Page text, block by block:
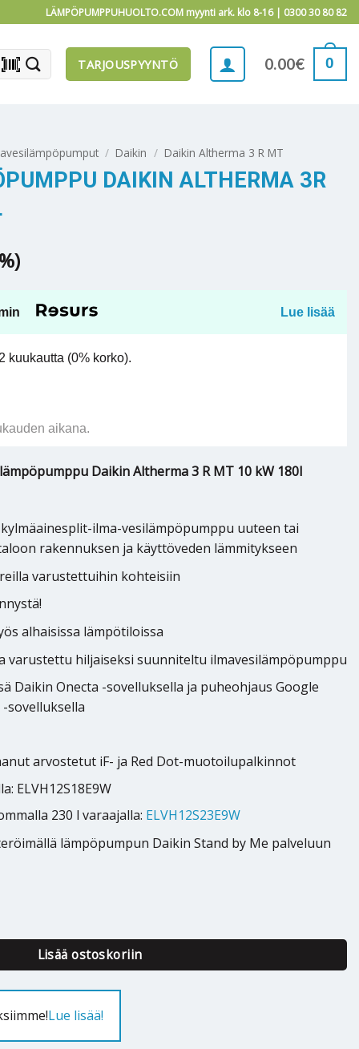
LÄMPÖPUMPPUHUOLTO.COM myynti ark. klo 8-16 | 0300 30 80 82
barcode_scanner TARJOUSPYYNTÖ 0.00€ 0
/ Daikin / Daikin Altherma 3 R MT
DAIKIN ALTHERMA 3R
Lue lisää
kuukautta (0% korko).
aikana.
Daikin Altherma 3 R MT 10 kW 180l
ilma-vesilämpöpumppu uuteen tai
rakennuksen ja käyttöveden lämmitykseen
varustettuihin kohteisiin
alhaisissa lämpötiloissa
varustettu hiljaiseksi suunniteltu ilmavesilämpöpumppu
Daikin Onecta -sovelluksella ja puheohjaus Google
sovelluksella
arvostetut iF- ja Red Dot-muotoilupalkinnot
ELVH12S18E9W
230 l varaajalla: ELVH12S23E9W
lämpöpumpun Daikin Stand by Me palveluun
Lisää ostoskoriin
Lue lisää!